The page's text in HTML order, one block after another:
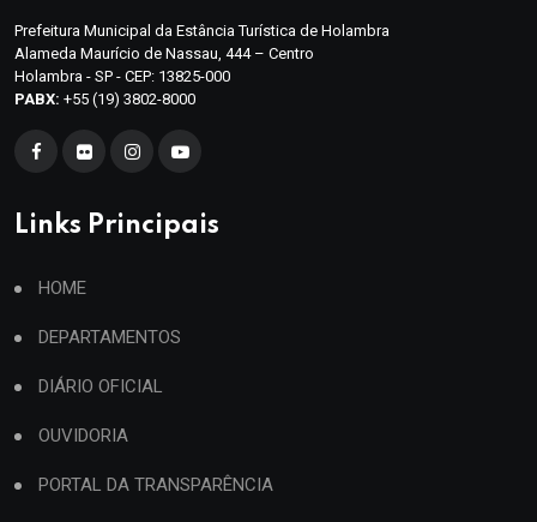
Prefeitura Municipal da Estância Turística de Holambra
Alameda Maurício de Nassau, 444 – Centro
Holambra - SP - CEP: 13825-000
PABX: +55 (19) 3802-8000
Links Principais
HOME
DEPARTAMENTOS
DIÁRIO OFICIAL
OUVIDORIA
PORTAL DA TRANSPARÊNCIA